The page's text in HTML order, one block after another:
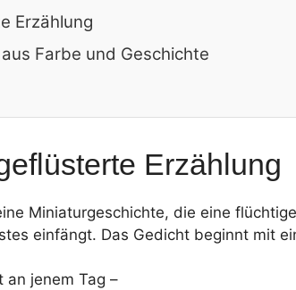
Erzählung
Farbe und Geschichte
Erzählung
Miniaturgeschichte, die eine
einfängt. Das Gedicht beginnt mit
an jenem Tag –